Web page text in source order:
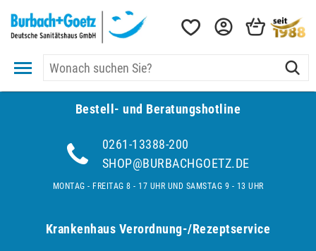
Bestell- und Be­ra­tungs­hot­line
0261-13388-200
SHOP@BURBACHGOETZ.DE
MONTAG - FREITAG 8 - 17 UHR UND SAMSTAG 9 - 13 UHR
Krankenhaus Verordnung-/Rezeptservice